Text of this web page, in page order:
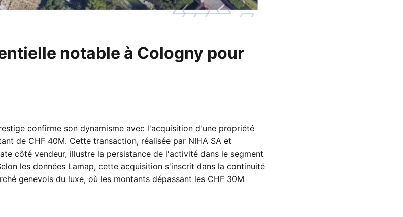
notable à Cologny pour
confirme son dynamisme avec l'acquisition d'une propriété
de CHF 40M. Cette transaction, réalisée par NIHA SA et
côté vendeur, illustre la persistance de l'activité dans le segment
les données Lamap, cette acquisition s'inscrit dans la continuité
genevois du luxe, où les montants dépassant les CHF 30M